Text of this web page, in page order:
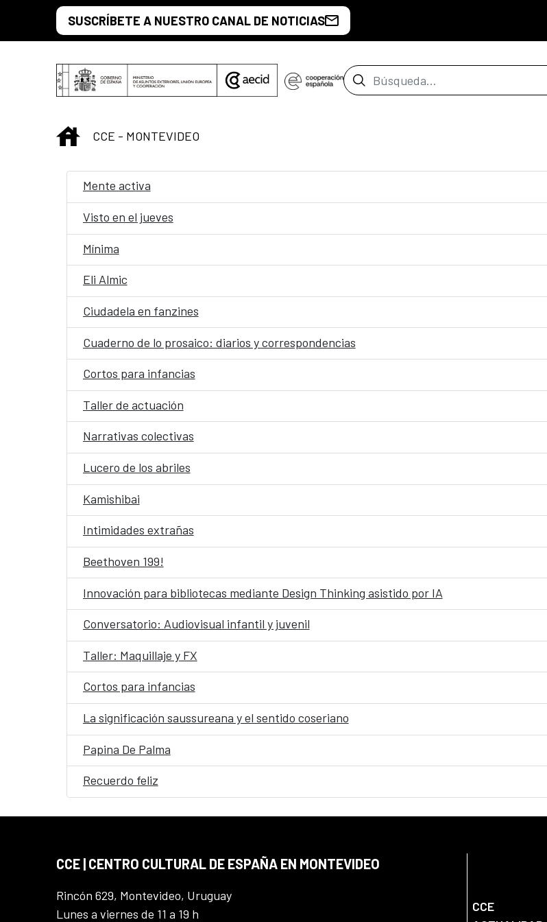
Saltar al contenido principal
SUSCRÍBETE A NUESTRO CANAL DE NOTICIAS
Barra de búsqueda
INICIO
CCE - MONTEVIDEO
Mente activa
Visto en el jueves
Mínima
Eli Almic
Ciudadela en fanzines
Cuaderno de lo prosaico: diarios y correspondencias
Cortos para infancias
Taller de actuación
Narrativas colectivas
Lucero de los abriles
Kamishibai
Intimidades extrañas
Beethoven 199!
Innovación para bibliotecas mediante Design Thinking asistido por IA
Conversatorio: Audiovisual infantil y juvenil
Taller: Maquillaje y FX
Cortos para infancias
La significación saussureana y el sentido coseriano
Papina De Palma
Recuerdo feliz
CCE | CENTRO CULTURAL DE ESPAÑA EN MONTEVIDEO
Rincón 629, Montevideo, Uruguay
Lunes a viernes de 11 a 19 h
CCE